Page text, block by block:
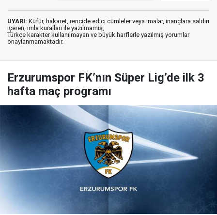
UYARI: Küfür, hakaret, rencide edici cümleler veya imalar, inançlara saldırı
içeren, imla kuralları ile yazılmamış,
Türkçe karakter kullanılmayan ve büyük harflerle yazılmış yorumlar
onaylanmamaktadır.
Erzurumspor FK’nın Süper Lig’de ilk 3
hafta maç programı